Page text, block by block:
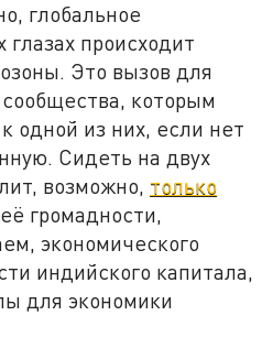
глобальное
происходит
Это вызов для
которым
одной из них, если нет
Сидеть на двух
возможно, только
громадности,
экономического
индийского капитала,
для экономики